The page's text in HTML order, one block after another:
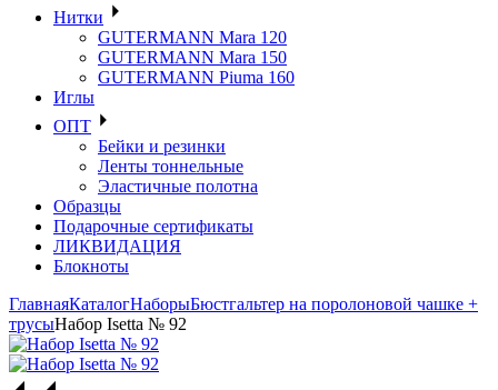
Нитки
GUTERMANN Mara 120
GUTERMANN Mara 150
GUTERMANN Piuma 160
Иглы
ОПТ
Бейки и резинки
Ленты тоннельные
Эластичные полотна
Образцы
Подарочные сертификаты
ЛИКВИДАЦИЯ
Блокноты
ГлавнаяКаталогНаборыБюстгальтер на поролоновой чашке +
трусыНабор Isetta № 92